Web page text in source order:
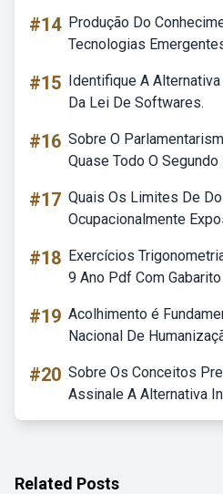
#14 Produção Do
Tecnologias
#15 Identifique A
Da Lei De Softwares.
#16 Sobre O
Quase Todo O Segundo
#17 Quais Os Limites De
Ocupacionalmente
#18 Exercícios
9 Ano Pdf Com Gabarito
#19 Acolhimento é
Nacional De
#20 Sobre Os Conceitos
Assinale A Alternativa
Related Posts